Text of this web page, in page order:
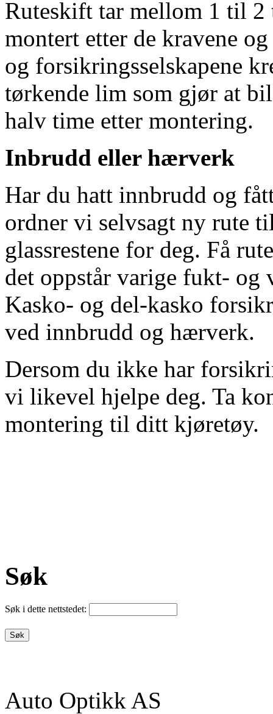
Ruteskift tar mellom 1 til
montert etter de kravene
og forsikringsselskapene
tørkende lim som gjør at
halv time etter montering.
Inbrudd eller hærverk
Har du hatt innbrudd og
ordner vi selvsagt ny rute
glassrestene for deg. Få
det oppstår varige fukt- og
Kasko- og del-kasko
ved innbrudd og hærverk.
Dersom du ikke har
vi likevel hjelpe deg. Ta
montering til ditt kjøretøy.
Søk
Søk i dette nettstedet:
Auto Optikk AS